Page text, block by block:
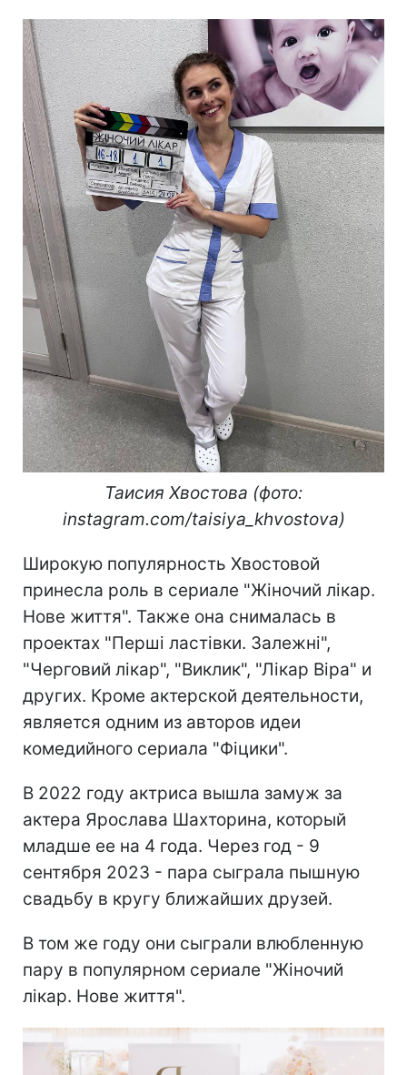
Таисия Хвостова (фото:
instagram.com/taisiya_khvostova)
Широкую популярность Хвостовой
принесла роль в сериале "Жіночий лікар.
Нове життя". Также она снималась в
проектах "Перші ластівки. Залежні",
"Черговий лікар", "Виклик", "Лікар Віра" и
других. Кроме актерской деятельности,
является одним из авторов идеи
комедийного сериала "Фіцики".
В 2022 году актриса вышла замуж за
актера Ярослава Шахторина, который
младше ее на 4 года. Через год - 9
сентября 2023 - пара сыграла пышную
свадьбу в кругу ближайших друзей.
В том же году они сыграли влюбленную
пару в популярном сериале "Жіночий
лікар. Нове життя".